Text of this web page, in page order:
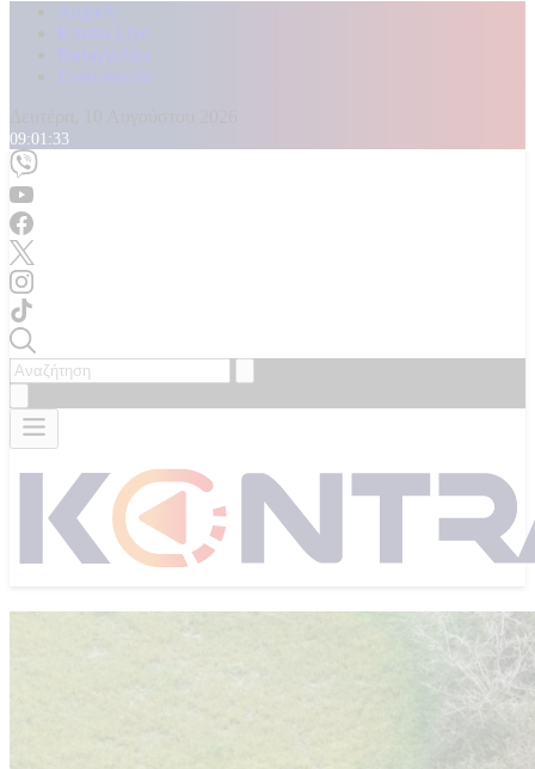
Αρχική
Kontra Live
Καταγγελίες
Επικοινωνία
09:01:37